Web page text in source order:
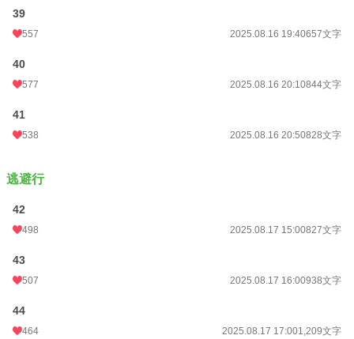
39
557 2025.08.16 19:40657文字
40
577 2025.08.16 20:10844文字
41
538 2025.08.16 20:50828文字
逃避行
42
498 2025.08.17 15:00827文字
43
507 2025.08.17 16:00938文字
44
464 2025.08.17 17:001,209文字